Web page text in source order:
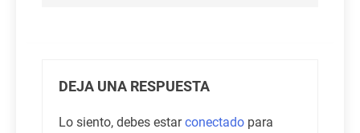
DEJA UNA RESPUESTA
Lo siento, debes estarconectado para